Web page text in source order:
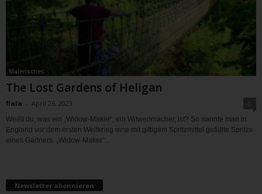
Malerisches
The Lost Gardens of Heligan
fiala - April 26, 2023
Weißt du, was ein „Widow-Maker“, ein Witwenmacher, ist? So nannte man in
England vor dem ersten Weltkrieg eine mit giftigem Spritzmittel gefüllte Spritze
eines Gärtners. „Widow-Maker“...
Newsletter abonnieren